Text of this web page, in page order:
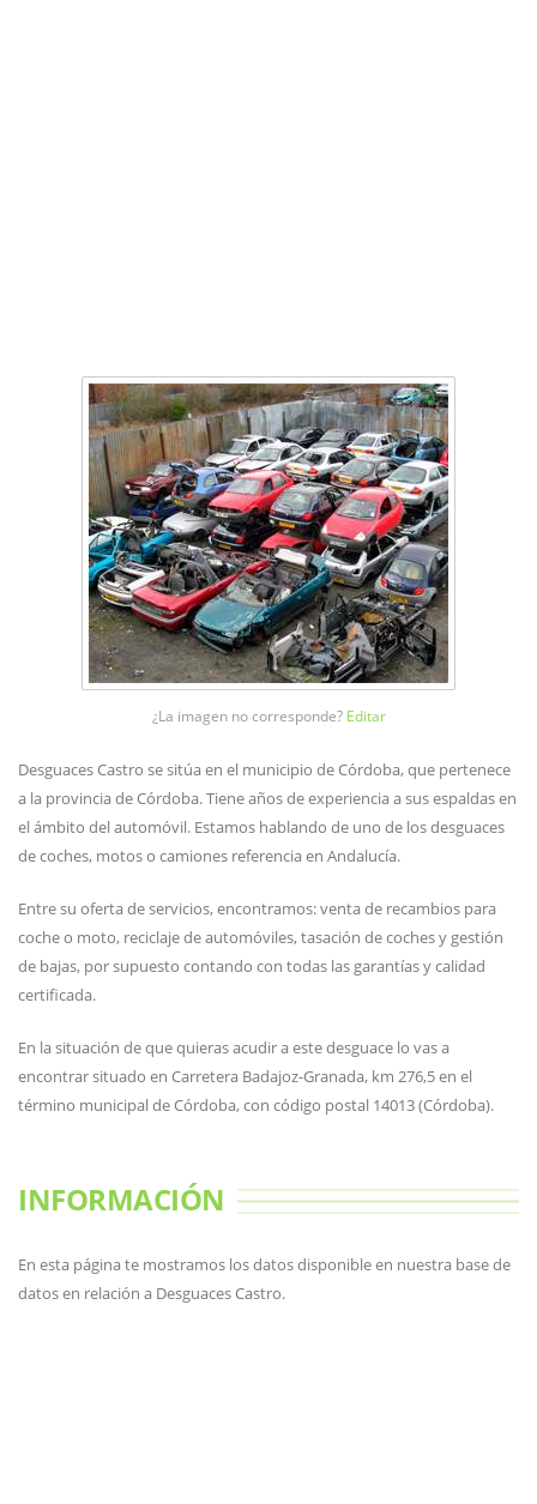
¿La imagen no corresponde? Editar
Desguaces Castro se sitúa en el municipio de Córdoba, que pertenece
a la provincia de Córdoba. Tiene años de experiencia a sus espaldas en
el ámbito del automóvil. Estamos hablando de uno de los desguaces
de coches, motos o camiones referencia en Andalucía.
Entre su oferta de servicios, encontramos: venta de recambios para
coche o moto, reciclaje de automóviles, tasación de coches y gestión
de bajas, por supuesto contando con todas las garantías y calidad
certificada.
En la situación de que quieras acudir a este desguace lo vas a
encontrar situado en Carretera Badajoz-Granada, km 276,5 en el
término municipal de Córdoba, con código postal 14013 (Córdoba).
INFORMACIÓN
En esta página te mostramos los datos disponible en nuestra base de
datos en relación a Desguaces Castro.